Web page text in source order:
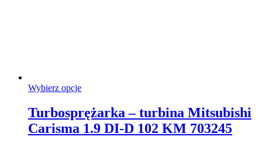
Wybierz opcjeTen
wiele
wariantów.
Turbosprężarka – turbina Mitsubishi
Carisma 1.9 DI-D 102 KM 703245